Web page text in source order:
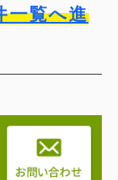
一覧へ進